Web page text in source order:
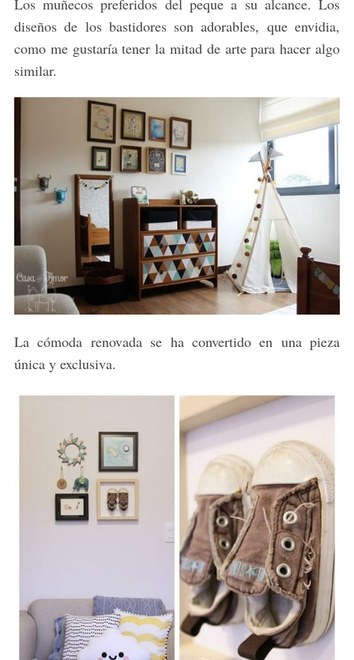
Los muñecos preferidos del peque a su alcance. Los
diseños de los bastidores son adorables, que envidia,
como me gustaría tener la mitad de arte para hacer algo
similar.
La cómoda renovada se ha convertido en una pieza
única y exclusiva.